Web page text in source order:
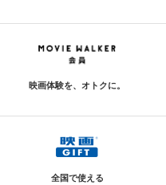
映画体験を、オトクに。
全国で使える